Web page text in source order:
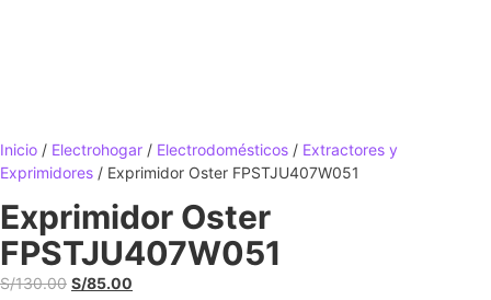
Inicio / Electrohogar / Electrodomésticos / Extractores y
Exprimidores / Exprimidor Oster FPSTJU407W051
Exprimidor Oster
FPSTJU407W051
S/130.00 S/85.00